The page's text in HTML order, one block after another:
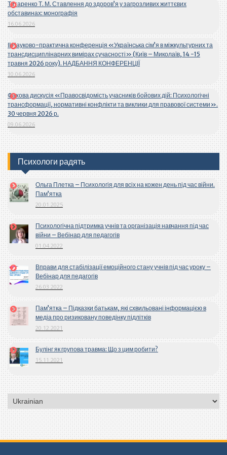
Титаренко Т. М. Ставлення до здоров’я у загрозливих життєвих
обставинах: монографія
16.06.2026
ІІ Науково-практична конференція «Українська сім’я в міжкультурних та
трансдисциплінарних вимірах сучасності» (Київ – Миколаїв, 14 -15
травня 2026 року). НАДБАННЯ КОНФЕРЕНЦІЇ
10.06.2026
Фахова дискусія «Правосвідомість учасників бойових дій: Психологічні
трансформації, нормативні конфлікти та виклики для правової системи».
30 червня 2026 р.
09.06.2026
Психологи радять
Ольга Плетка – Психологія для всіх на кожен день під час війни.
Пам’ятка
20.01.2025
Психологічна підтримка учнів та організація навчання під час
війни – Вебінар для педагогів
01.04.2022
Вправи для стабілізації емоційного стану учнів під час уроку –
Вебінар для педагогів
26.03.2022
Пам’ятка – Підказки батькам, які схвильовані інформацією в
медіа про ризиковану поведінку підлітків
20.12.2021
Булінг як групова травма: Що з цим робити?
15.11.2021
Вибрати
мову